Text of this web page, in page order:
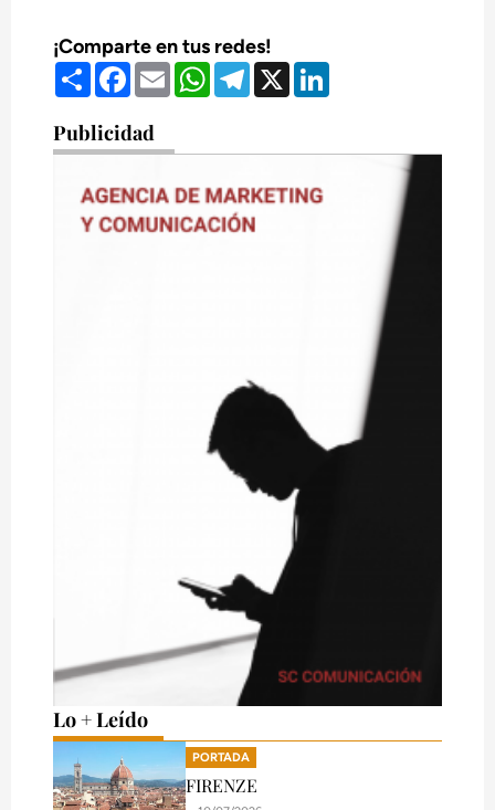
¡Comparte en tus redes!
Compartir
Facebook
EmailWhatsApp
Telegram
X LinkedIn
Publicidad
Lo + Leído
PORTADA
FIRENZE